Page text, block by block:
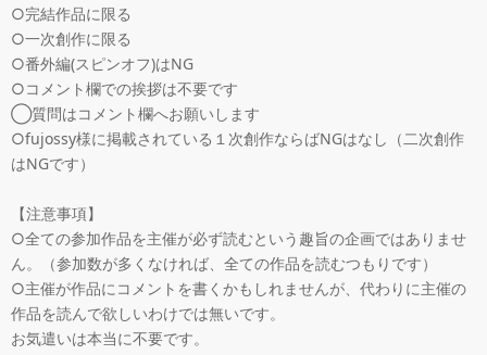
○完結作品に限る
○一次創作に限る
○番外編(スピンオフ)はNG
○コメント欄での挨拶は不要です
◯質問はコメント欄へお願いします
○fujossy様に掲載されている１次創作ならばNGはなし（二次創作
はNGです）
【注意事項】
○全ての参加作品を主催が必ず読むという趣旨の企画ではありませ
ん。（参加数が多くなければ、全ての作品を読むつもりです）
○主催が作品にコメントを書くかもしれませんが、代わりに主催の
作品を読んで欲しいわけでは無いです。
お気遣いは本当に不要です。